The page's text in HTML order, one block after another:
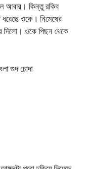
আবার। কিন্তু রকিব
ওকে। নিমেষের
দিলো। ওকে পিছন থেকে
গুদ চোদা